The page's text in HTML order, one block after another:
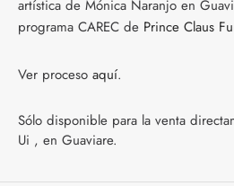
artística de Mónica Naranjo en
programa CAREC de Prince Claus
Ver proceso aquí.
Sólo disponible para la venta
Ui , en Guaviare.